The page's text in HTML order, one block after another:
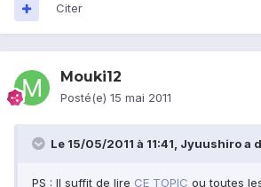
Citer
Mouki12
Posté(e) 15 mai 2011
Le 15/05/2011 à 11:41, Jyuushiro a
PS : Il suffit de lire CE TOPIC ou toutes